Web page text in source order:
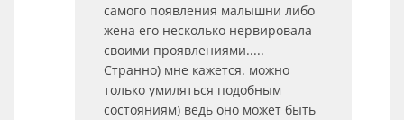
самого появления малышни либо
жена его несколько нервировала
своими проявлениями.....
Странно) мне кажется. можно
только умиляться подобным
состояниям) ведь оно может быть